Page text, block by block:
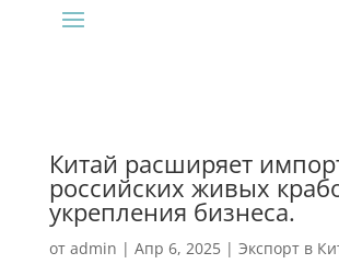
Китай расширяет
российских живых
укрепления бизнеса.
от admin | Апр 6, 2025| Экспорт в